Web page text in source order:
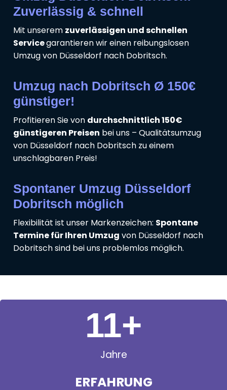
Zuverlässig & schnell
Mit unserem zuverlässigen und schnellen
Servicegarantieren wir einen reibungslosen
Umzug von Düsseldorf nach Dobritsch.
Umzug nach Dobritsch Ø 150€
günstiger!
Profitieren Sie von durchschnittlich 150€
günstigeren Preisen bei uns – Qualitätsumzug
von Düsseldorf nach Dobritsch zu einem
unschlagbaren Preis!
Spontaner Umzug Düsseldorf
Dobritsch möglich
Flexibilität ist unser Markenzeichen: Spontane
Termine für Ihren Umzug von Düsseldorf nach
Dobritsch sind bei uns problemlos möglich.
Jahre
ERFAHRUNG
11+